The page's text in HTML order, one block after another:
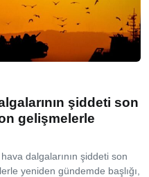
şiddeti son
gelişmelerle
dalgalarının şiddeti son
yeniden gündemde başlığı,